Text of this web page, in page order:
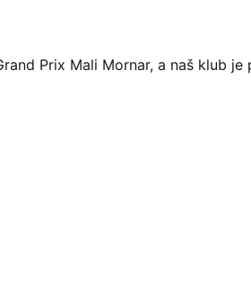
Prix Mali Mornar, a naš klub je